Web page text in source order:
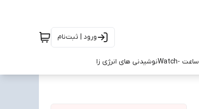
ورود | ثبت‌نام
ساعت -Watch نوشیدنی های انرژی زا